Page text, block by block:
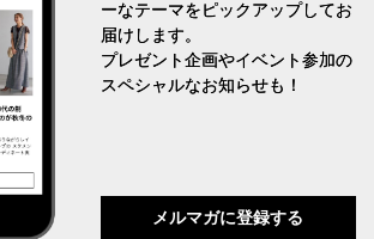
ーなテーマをピックアップしてお
届けします。
プレゼント企画やイベント参加の
スペシャルなお知らせも！
メルマガに登録する